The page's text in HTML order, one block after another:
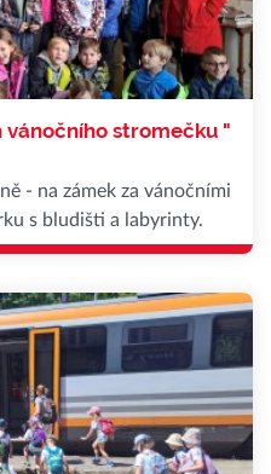
stromečku "
- na zámek za vánočními
s bludišti a labyrinty.